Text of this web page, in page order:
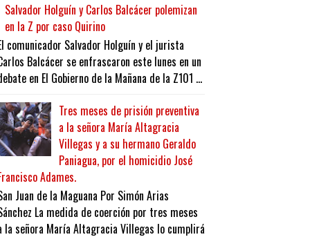
Salvador Holguín y Carlos Balcácer polemizan
en la Z por caso Quirino
comunicador Salvador Holguín y el jurista
Balcácer se enfrascaron este lunes en un
en El Gobierno de la Mañana de la Z101 ...
Tres meses de prisión preventiva
a la señora María Altagracia
Villegas y a su hermano Geraldo
Paniagua, por el homicidio José
Adames.
Juan de la Maguana Por Simón Arias
La medida de coerción por tres meses
la señora María Altagracia Villegas lo cumplirá